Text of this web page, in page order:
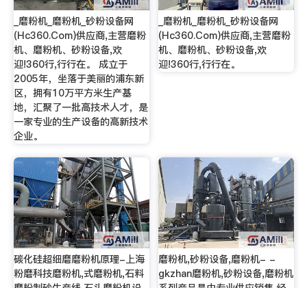
_磨粉机_磨粉机_砂粉设备网
(Hc360.Com)供应商,主营磨粉
机、磨粉机、砂粉设备,欢
迎!360行,行行在。 成立于
2005年，坐落于美丽的浦东新
区，拥有10万平方米生产基
地，汇聚了一批高技术人才，是
一家专业的生产设备的高新技术
企业。
_磨粉机_磨粉机_砂粉设备网
(Hc360.Com)供应商,主营磨粉
机、磨粉机、砂粉设备,欢
迎!360行,行行在。
碳化硅超细磨磨粉机原理-上海
粉磨科技磨粉机,式磨粉机,石料
磨粉机,砂粉设备,磨粉机- -
gkzhan磨粉机,砂粉设备,磨粉机